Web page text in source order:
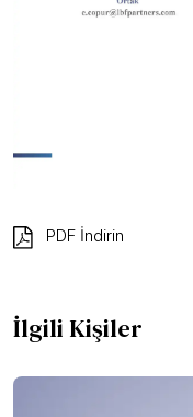
PDF İndirin
İlgili Kişiler